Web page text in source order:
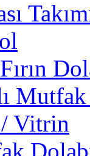
Mutfak
Vitrin